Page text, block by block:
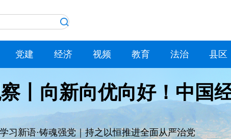
党建 经济 视频 教育 法治 县区
丨向新向优向好！中国
学习新语·铸魂强党｜持之以恒推进全面从严治党